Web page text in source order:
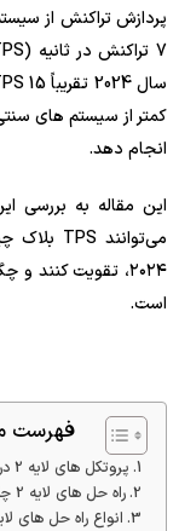
پردازش تراکنش از
انجام دهد.
۲۰۲۴، تقویت
است.
فهرست
پروتکل های لایه 2 در کریپتو چیست؟
راه حل های لایه 2 چگونه کار می کنند؟
انواع راه حل های